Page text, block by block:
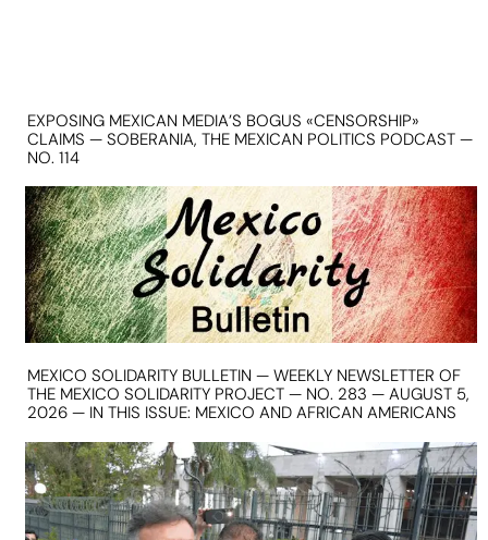
EXPOSING MEXICAN MEDIA’S BOGUS «CENSORSHIP»
CLAIMS — SOBERANIA, THE MEXICAN POLITICS PODCAST —
NO. 114
MEXICO SOLIDARITY BULLETIN — WEEKLY NEWSLETTER OF
THE MEXICO SOLIDARITY PROJECT — NO. 283 — AUGUST 5,
2026 — IN THIS ISSUE: MEXICO AND AFRICAN AMERICANS